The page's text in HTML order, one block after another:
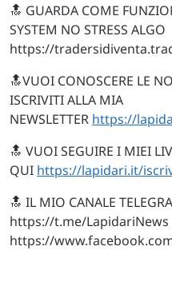
🔝 GUARDA COME
SYSTEM NO STRESS ALGO
https://
🔝VUOI CONOSCERE LE
ISCRIVITI ALLA MIA
NEWSLETTER https://
🔝 VUOI SEGUIRE I MIEI
QUI https://lapidari.it/
🔝 IL MIO CANALE
https://t.me/LapidariNews
https://